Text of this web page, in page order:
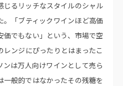
じるリッチなスタイルのシャル
。「ブティックワインほど高価
価でもない」という、市場で空
ンジにぴったりとはまったこ
ンは万人向けワインとして売ら
一般的ではなかったその残糖を